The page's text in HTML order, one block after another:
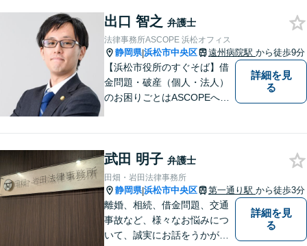
出口 智之 弁護士
法律事務所ASCOPE 浜松オフィス
静岡県|浜松市中央区 遠州病院駅 から徒歩9分
【浜松市役所のすぐそば】借
金問題・破産（個人・法人）
のお困りごとはASCOPEへご
す。Zoom、電話相談も可能で
す。【近隣駐車場あり】【 完
全個室で相談可】
詳細を見
る
武田 明子 弁護士
田畑・岩田法律事務所
静岡県|浜松市中央区 第一通り駅 から徒歩3分
離婚、相続、借金問題、交通
事故など、様々なお悩みにつ
いて、誠実にお話をうかが
詳細を見
る